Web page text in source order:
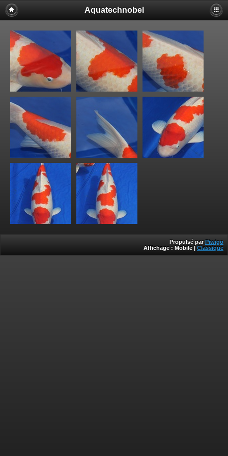
Aquatechnobel
Propulsé par Piwigo
Affichage : Mobile | Classique